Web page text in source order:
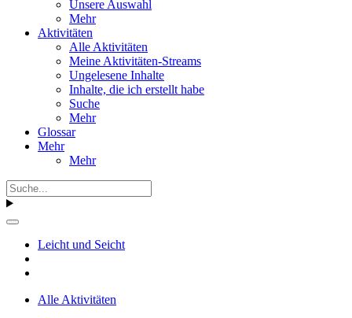
Unsere Auswahl
Mehr
Aktivitäten
Alle Aktivitäten
Meine Aktivitäten-Streams
Ungelesene Inhalte
Inhalte, die ich erstellt habe
Suche
Mehr
Glossar
Mehr
Mehr
Leicht und Seicht
Alle Aktivitäten